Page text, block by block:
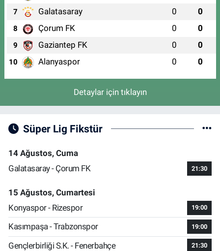
7 Galatasaray 0 0
8 Çorum FK 0 0
9 Gaziantep FK 0 0
10 Alanyaspor 0 0
Detaylar için tıklayın
Süper Lig Fikstür
14 Ağustos, Cuma
Galatasaray - Çorum FK
21:30
15 Ağustos, Cumartesi
Konyaspor - Rizespor
19:00
Kasımpaşa - Trabzonspor 19:00
Gençlerbirliği S.K. - Fenerbahçe 21:30